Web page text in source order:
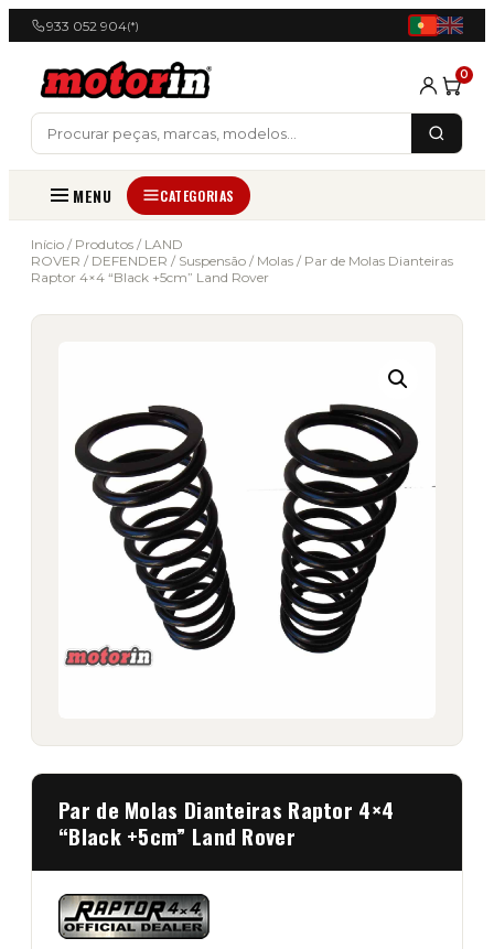
933 052 904(*)
0
MENU CATEGORIAS
Início / Produtos / LAND
ROVER / DEFENDER / Suspensão / Molas / Par de Molas Dianteiras
Raptor 4×4 “Black +5cm” Land Rover
Par de Molas Dianteiras Raptor 4×4
“Black +5cm” Land Rover